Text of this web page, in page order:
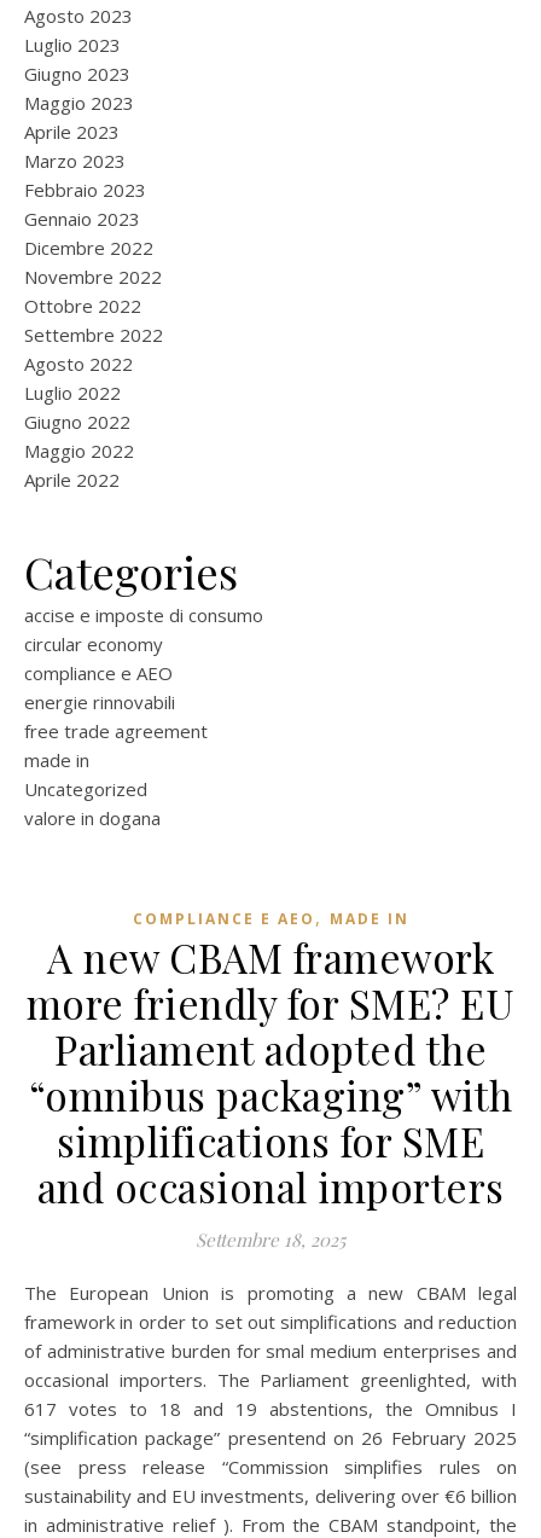
Agosto 2023
Luglio 2023
Giugno 2023
Maggio 2023
Aprile 2023
Marzo 2023
Febbraio 2023
Gennaio 2023
Dicembre 2022
Novembre 2022
Ottobre 2022
Settembre 2022
Agosto 2022
Luglio 2022
Giugno 2022
Maggio 2022
Aprile 2022
Categories
accise e imposte di consumo
circular economy
compliance e AEO
energie rinnovabili
free trade agreement
made in
Uncategorized
valore in dogana
COMPLIANCE E AEO , MADE IN
A new CBAM framework
more friendly for SME? EU
Parliament adopted the
“omnibus packaging” with
simplifications for SME
and occasional importers
Settembre 18, 2025
The European Union is promoting a new CBAM legal
framework in order to set out simplifications and reduction
of administrative burden for smal medium enterprises and
occasional importers. The Parliament greenlighted, with
617 votes to 18 and 19 abstentions, the Omnibus I
“simplification package” presentend on 26 February 2025
(see press release “Commission simplifies rules on
sustainability and EU investments, delivering over €6 billion
in administrative relief ). From the CBAM standpoint, the